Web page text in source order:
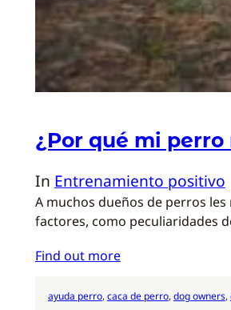
¿Por qué mi
In Entrenamiento positivo
A muchos dueños de perros
factores, como peculiaridades
Find out more
ayuda perro, caca de perro, dog owners,